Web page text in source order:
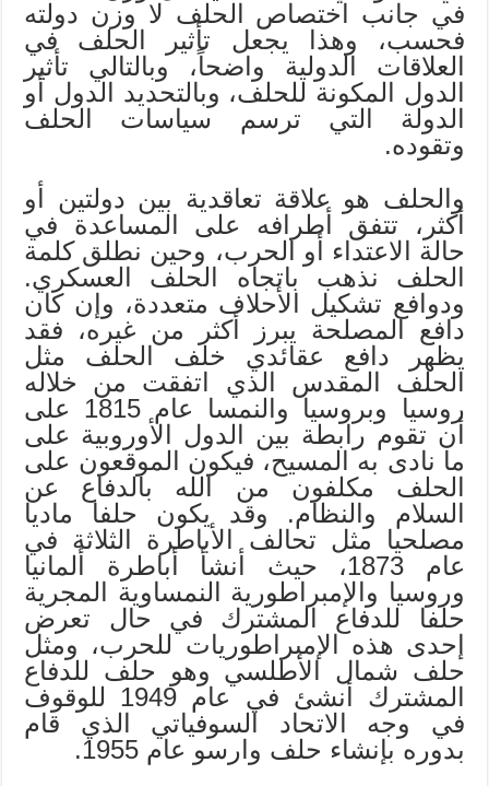
في جانب اختصاص الحلف لا وزن دولته
فحسب، وهذا يجعل تأثير الحلف في
العلاقات الدولية واضحاً، وبالتالي تأثير
الدول المكونة للحلف، وبالتحديد الدول أو
الدولة التي ترسم سياسات الحلف
وتقوده.
والحلف هو علاقة تعاقدية بين دولتين أو
أكثر، تتفق أطرافه على المساعدة في
حالة الاعتداء أو الحرب، وحين نطلق كلمة
الحلف نذهب باتجاه الحلف العسكري.
ودوافع تشكيل الأحلاف متعددة، وإن كان
دافع المصلحة يبرز أكثر من غيره، فقد
يظهر دافع عقائدي خلف الحلف مثل
الحلف المقدس الذي اتفقت من خلاله
روسيا وبروسيا والنمسا عام 1815 على
أن تقوم رابطة بين الدول الأوروبية على
ما نادى به المسيح، فيكون الموقعون على
الحلف مكلفون من الله بالدفاع عن
السلام والنظام. وقد يكون حلفا ماديا
مصلحيا مثل تحالف الأباطرة الثلاثة في
عام 1873، حيث أنشأ أباطرة ألمانيا
وروسيا والإمبراطورية النمساوية المجرية
حلفا للدفاع المشترك في حال تعرض
إحدى هذه الإمبراطوريات للحرب، ومثل
حلف شمال الأطلسي وهو حلف للدفاع
المشترك أنشئ في عام 1949 للوقوف
في وجه الاتحاد السوفياتي الذي قام
بدوره بإنشاء حلف وارسو عام 1955.